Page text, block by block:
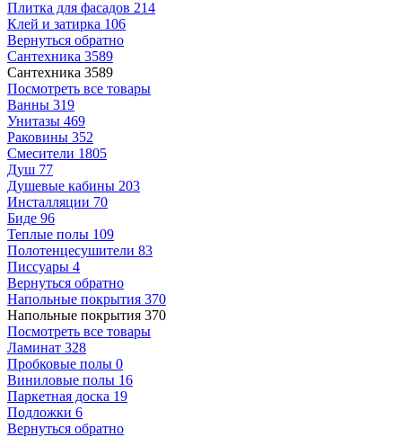
Плитка для фасадов 214
Клей и затирка 106
Вернуться обратно
Сантехника 3589
Сантехника 3589
Посмотреть все товары
Ванны 319
Унитазы 469
Раковины 352
Смесители 1805
Душ 77
Душевые кабины 203
Инсталляции 70
Биде 96
Теплые полы 109
Полотенцесушители 83
Писсуары 4
Вернуться обратно
Напольные покрытия 370
Напольные покрытия 370
Посмотреть все товары
Ламинат 328
Пробковые полы 0
Виниловые полы 16
Паркетная доска 19
Подложки 6
Вернуться обратно